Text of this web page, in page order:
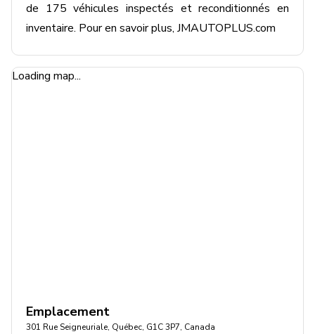
de 175 véhicules inspectés et reconditionnés en
inventaire. Pour en savoir plus, JMAUTOPLUS.com
Loading map...
Emplacement
301 Rue Seigneuriale, Québec, G1C 3P7, Canada